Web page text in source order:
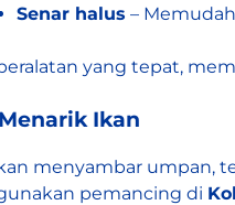
Senar halus –
yang tepat,
Ikan
menyambar umpan,
pemancing di